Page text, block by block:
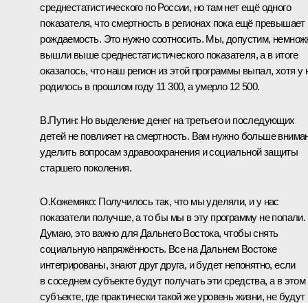
среднестатистического по России, но там нет ещё одного
показателя, что смертность в регионах пока ещё превышает
рождаемость. Это нужно соотносить. Мы, допустим,
вышли выше среднестатистического показателя, а в итоге
оказалось, что наш регион из этой программы выпал, хотя у
родилось в прошлом году 11 300, а умерло 12 500.
В.Путин: Но выделение денег на третьего и последующих
детей не повлияет на смертность. Вам нужно больше
уделить вопросам здравоохранения и социальной защиты
старшего поколения.
О.Кожемяко: Получилось так, что мы уделяли, и у нас
показатели получше, а то бы мы в эту программу не попали.
Думаю, это важно для Дальнего Востока, чтобы снять
социальную напряжённость. Все на Дальнем Востоке
интегрированы, знают друг друга, и будет непонятно, если
в соседнем субъекте будут получать эти средства, а в этом
субъекте, где практически такой же уровень жизни, не будут